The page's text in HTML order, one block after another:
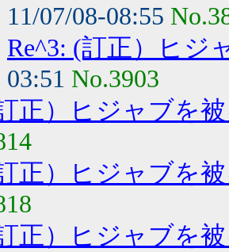
11/07/08-08:55
Re^3: (訂正）ヒジ
03:51 No.3903
正）ヒジャブを
正）ヒジャブを
正）ヒジャブを